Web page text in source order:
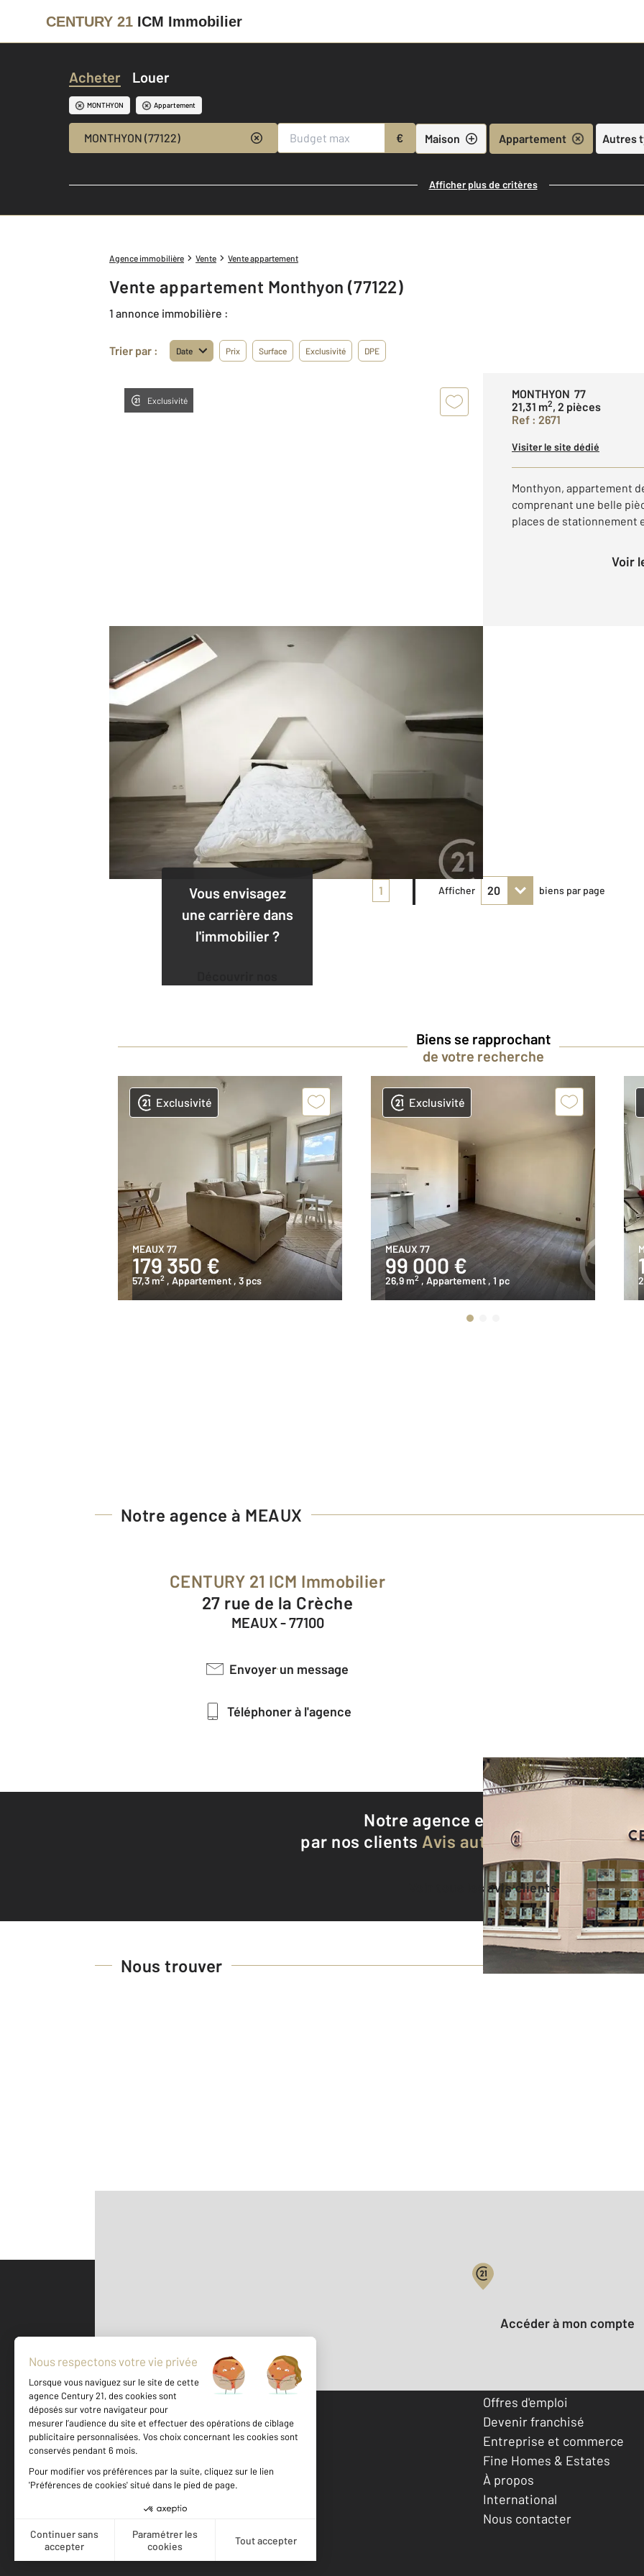
CENTURY 21 ICM Immobilier
Acheter Louer
MONTHYON Appartement
MONTHYON (77122) € Maison Appartement Autres
Afficher plus de critères
Agence immobilière Vente Vente appartement
Vente appartement Monthyon (77122)
1 annonce immobilière :
Trier par : Date Prix Surface Exclusivité DPE
Exclusivité
MONTHYON 77
21,31 m2, 2 pièces
Ref : 2671
Visiter le site dédié
Monthyon, appartement
comprenant une belle
places de stationnement
Voir
Vous envisagez
une carrière dans
l'immobilier ?
1 Afficher biens par page
Biens se rapprochant
de votre recherche
Exclusivité
MEAUX 77
179 350 €
57,3 m2 , Appartement , 3 pcs
Exclusivité
MEAUX 77
99 000 €
26,9 m2 , Appartement , 1 pc
Notre agence à MEAUX
CENTURY 21 ICM Immobilier
27 rue de la Crèche
MEAUX - 77100
Envoyer un message
Téléphoner à l'agence
Notre agence est notée
par nos clients Avis authentifiés par
Voir tous les avis clients
Nous trouver
500 m ©Mappy
Votre compte :
Accéder à mon compte
Votre agence est notée
Achat
Location
Offres d'emploi
Devenir franchisé
Entreprise et commerce
Fine Homes & Estates
À propos
International
Nous contacter